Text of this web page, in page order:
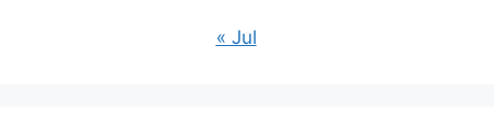
« Jul